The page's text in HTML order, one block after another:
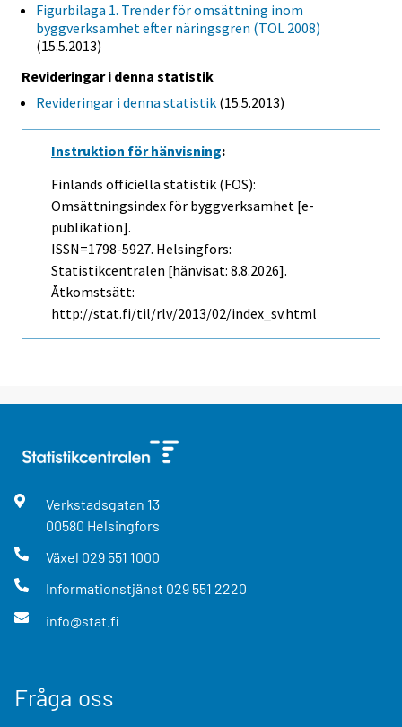
Figurbilaga 1. Trender för omsättning inom
byggverksamhet efter näringsgren (TOL 2008)
(15.5.2013)
Revideringar i denna statistik
Revideringar i denna statistik (15.5.2013)
Instruktion för hänvisning:
Finlands officiella statistik (FOS):
Omsättningsindex för byggverksamhet [e-
publikation].
ISSN=1798-5927. Helsingfors:
Statistikcentralen [hänvisat: 8.8.2026].
Åtkomstsätt:
http://stat.fi/til/rlv/2013/02/index_sv.html
Verkstadsgatan 13
00580 Helsingfors
Växel 029 551 1000
Informationstjänst 029 551 2220
info@stat.fi
Fråga oss